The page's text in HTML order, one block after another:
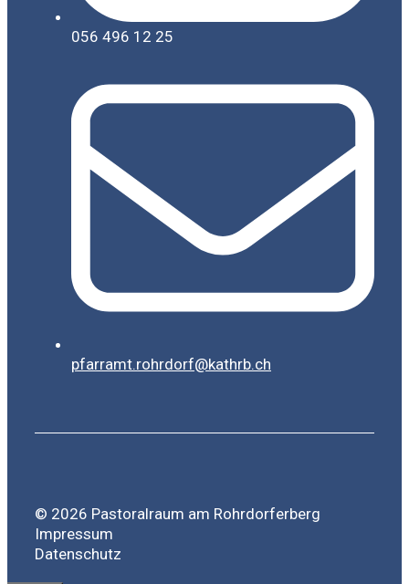
056 496 12 25
pfarramt.rohrdorf@kathrb.ch
© 2026 Pastoralraum am Rohrdorferberg
Impressum
Datenschutz